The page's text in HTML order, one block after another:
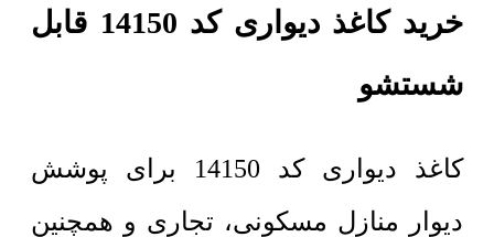
خرید کاغذ دیواری کد 14150 قابل
شستشو
کاغذ دیواری کد 14150 برای پوشش
دیوار منازل مسکونی، تجاری و همچنین